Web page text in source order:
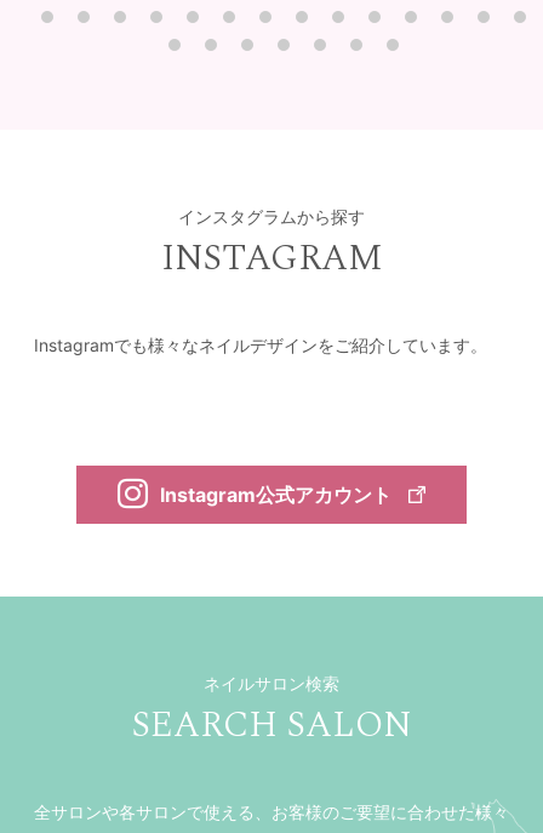
インスタグラムから探す
INSTAGRAM
Instagramでも様々なネイルデザインをご紹介しています。
Instagram公式アカウント
ネイルサロン検索
SEARCH SALON
全サロンや各サロンで使える、お客様のご要望に合わせた様々